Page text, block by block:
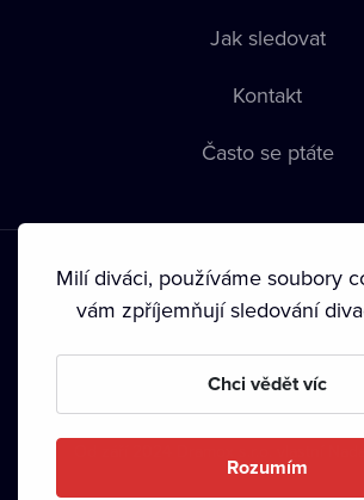
Jak sledovat
Kontakt
Často se ptáte
Podmínky používání • Ochrana soukromí •
• Autorská práva•
Milí diváci, používáme soubory
vám zpříjemňují sledování
Chci vědět víc
Rozumím